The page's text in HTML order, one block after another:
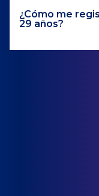
¿Cómo me
29 años?